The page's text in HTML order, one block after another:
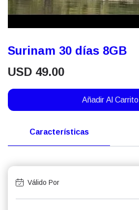
Surinam 30 días 8GB
USD 49.00
Añadir Al Carrito
Características
Válido Por